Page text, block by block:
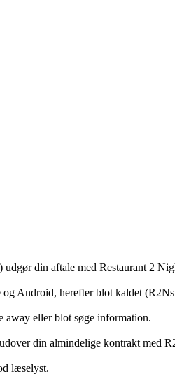
udgør din aftale med Restaurant 2
Android, herefter blot kaldet
away eller blot søge information.
din almindelige kontrakt med
læselyst.